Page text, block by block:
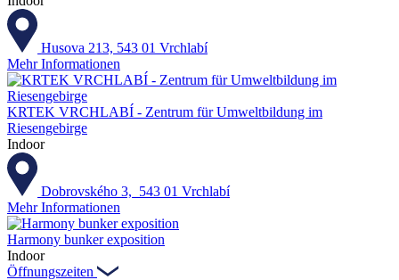
Husova 213, 543 01 Vrchlabí
Mehr Informationen
KRTEK VRCHLABÍ - Zentrum für Umweltbildung im
Riesengebirge
Indoor
Dobrovského 3, 543 01 Vrchlabí
Mehr Informationen
Harmony bunker exposition
Indoor
Öffnungszeiten